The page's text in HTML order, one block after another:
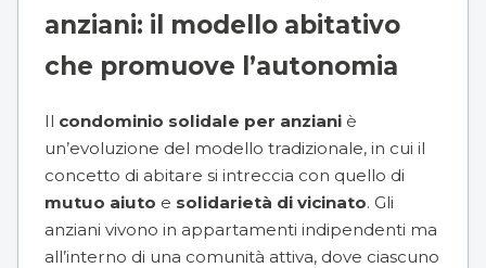
anziani: il modello abitativo
che promuove l’autonomia
Il condominio solidale per anziani è
un’evoluzione del modello tradizionale, in cui il
concetto di abitare si intreccia con quello di
mutuo aiuto e solidarietà di vicinato. Gli
anziani vivono in appartamenti indipendenti ma
all’interno di una comunità attiva, dove ciascuno